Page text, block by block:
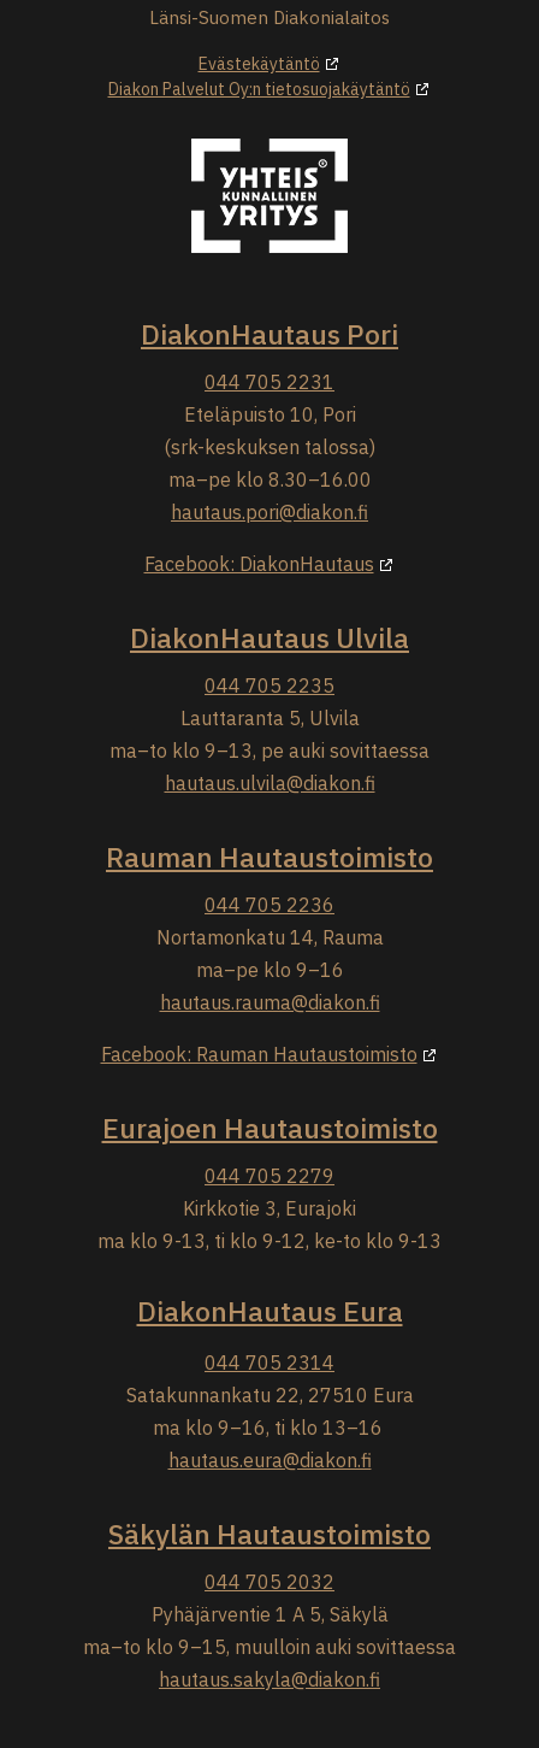
Länsi-Suomen Diakonialaitos
Evästekäytäntö
Diakon Palvelut Oy:n tietosuojakäytäntö
DiakonHautaus Pori
044 705 2231
Eteläpuisto 10, Pori
(srk-keskuksen talossa)
ma–pe klo 8.30–16.00
hautaus.pori@diakon.fi
Facebook: DiakonHautaus
DiakonHautaus Ulvila
044 705 2235
Lauttaranta 5, Ulvila
ma–to klo 9–13, pe auki sovittaessa
hautaus.ulvila@diakon.fi
Rauman Hautaustoimisto
044 705 2236
Nortamonkatu 14, Rauma
ma–pe klo 9–16
hautaus.rauma@diakon.fi
Facebook: Rauman Hautaustoimisto
Eurajoen Hautaustoimisto
044 705 2279
Kirkkotie 3, Eurajoki
ma klo 9-13, ti klo 9-12, ke-to klo 9-13
DiakonHautaus Eura
044 705 2314
Satakunnankatu 22, 27510 Eura
ma klo 9–16, ti klo 13–16
hautaus.eura@diakon.fi
Säkylän Hautaustoimisto
044 705 2032
Pyhäjärventie 1 A 5, Säkylä
ma–to klo 9–15, muulloin auki sovittaessa
hautaus.sakyla@diakon.fi